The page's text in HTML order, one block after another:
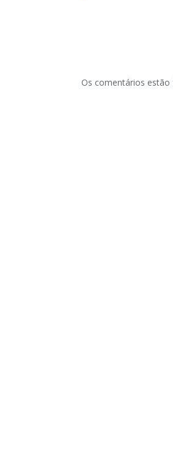
Os comentários estão